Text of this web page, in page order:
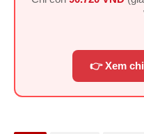
👉 Xem